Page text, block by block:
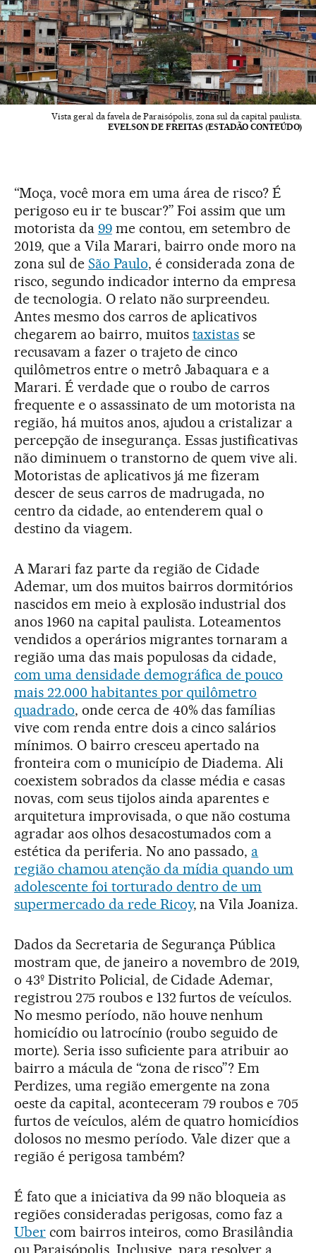
Vista geral da favela de Paraisópolis, zona sul da capital paulista.
EVELSON DE FREITAS (ESTADÃO CONTEÚDO)
“Moça, você mora em uma área de risco? É
perigoso eu ir te buscar?” Foi assim que um
motorista da 99me contou, em setembro de
2019, que a Vila Marari, bairro onde moro na
zona sul de São Paulo, é considerada zona de
risco, segundo indicador interno da empresa
de tecnologia. O relato não surpreendeu.
Antes mesmo dos carros de aplicativos
chegarem ao bairro, muitos taxistas se
recusavam a fazer o trajeto de cinco
quilômetros entre o metrô Jabaquara e a
Marari. É verdade que o roubo de carros
frequente e o assassinato de um motorista na
região, há muitos anos, ajudou a cristalizar a
percepção de insegurança. Essas justificativas
não diminuem o transtorno de quem vive ali.
Motoristas de aplicativos já me fizeram
descer de seus carros de madrugada, no
centro da cidade, ao entenderem qual o
destino da viagem.
A Marari faz parte da região de Cidade
Ademar, um dos muitos bairros dormitórios
nascidos em meio à explosão industrial dos
anos 1960 na capital paulista. Loteamentos
vendidos a operários migrantes tornaram a
região uma das mais populosas da cidade,
com uma densidade demográfica de pouco
mais 22.000 habitantes por quilômetro
quadrado, onde cerca de 40% das famílias
vive com renda entre dois a cinco salários
mínimos. O bairro cresceu apertado na
fronteira com o município de Diadema. Ali
coexistem sobrados da classe média e casas
novas, com seus tijolos ainda aparentes e
arquitetura improvisada, o que não costuma
agradar aos olhos desacostumados com a
estética da periferia. No ano passado, a
região chamou atenção da mídia quando um
adolescente foi torturado dentro de um
supermercado da rede Ricoy, na Vila Joaniza.
Dados da Secretaria de Segurança Pública
mostram que, de janeiro a novembro de 2019,
o 43º Distrito Policial, de Cidade Ademar,
registrou 275 roubos e 132 furtos de veículos.
No mesmo período, não houve nenhum
homicídio ou latrocínio (roubo seguido de
morte). Seria isso suficiente para atribuir ao
bairro a mácula de “zona de risco”? Em
Perdizes, uma região emergente na zona
oeste da capital, aconteceram 79 roubos e 705
furtos de veículos, além de quatro homicídios
dolosos no mesmo período. Vale dizer que a
região é perigosa também?
É fato que a iniciativa da 99 não bloqueia as
regiões consideradas perigosas, como faz a
Ubercom bairros inteiros, como Brasilândia
ou Paraisópolis. Inclusive, para resolver a